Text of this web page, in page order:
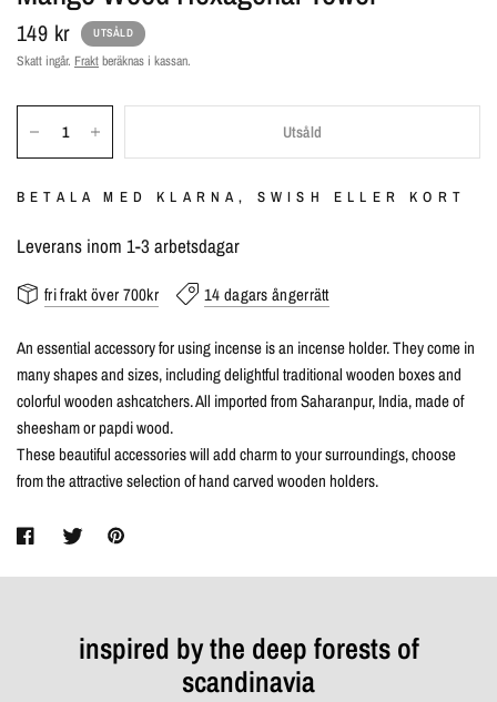
149 kr UTSÅLD
Skatt ingår. Fraktberäknas i kassan.
Utsåld
BETALA MED KLARNA, SWISH ELLER KORT
Leverans inom 1-3 arbetsdagar
fri frakt över 700kr 14 dagars ångerrätt
An essential accessory for using incense is an incense holder. They come in
many shapes and sizes, including delightful traditional wooden boxes and
colorful wooden ashcatchers. All imported from Saharanpur, India, made of
sheesham or papdi wood.
These beautiful accessories will add charm to your surroundings, choose
from the attractive selection of hand carved wooden holders.
inspired by the deep forests of
scandinavia